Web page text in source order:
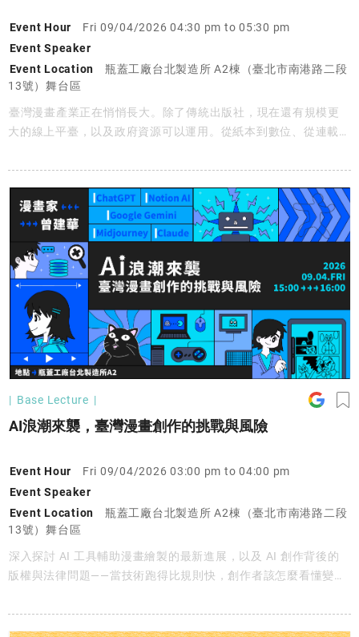
Event Hour
Fri 09/04/2026 04:30 pm to 05:30 pm
Event Speaker
Event Location
瓶蓋工廠台北製造所 A2棟（臺北市南港路二段
13號）舞台區
臺灣漫畫產業正在悄悄長大。除了傳統出版社，現在還有規模更
大的線上平臺，以及政府資源可以運用。從紙本到數位、從連載到
平臺的特色、政府資源，到一部漫畫從製作到獲利的完整流程——
帶你看見臺漫產業的真實樣貌與多元可能。
Base Lecture
AI浪潮來襲，臺灣漫畫創作的挑戰與風險
Event Hour
Fri 09/04/2026 03:00 pm to 04:00 pm
Event Speaker
Event Location
瓶蓋工廠台北製造所 A2棟（臺北市南港路二段
13號）舞台區
深入探討 AI 工具輔助漫畫繪製的最新進展，以及 AI 創作背後的
版權與法律問題——當技術跑得比規則快，創作者該怎麼看懂變
人，還是想了解內容產業變化的讀者——一起來看懂，AI 時代的創
作正往哪裡走。